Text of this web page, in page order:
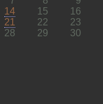
14 15
16
21 22
23
28 29 30